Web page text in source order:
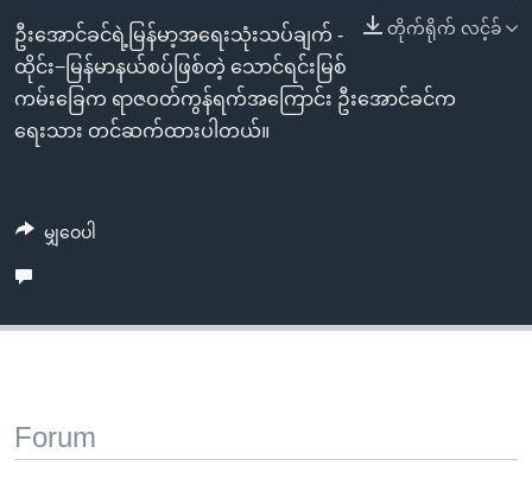
ကြည့်
ရန်
ရှာဖွေ
ရန်
ကျော်
ဘာသာစကားများ
တိုက်ရိုက် လင့်ခ်
ဦးအောင်ခင်ရဲ့မြန်မာ့အရေးသုံးသပ်ချက် -
ထိုင်း−မြန်မာနယ်စပ်ဖြစ်တဲ့ သောင်ရင်းမြစ်
ကမ်းခြေက ရာဇဝတ်ကွန်ရက်အကြောင်း ဦးအောင်ခင်က
ရေးသား တင်ဆက်ထားပါတယ်။
မျှဝေပါ
Forum